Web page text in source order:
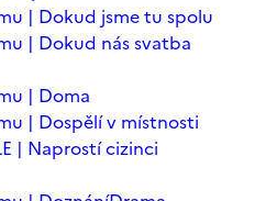
| Dokud jsme tu spolu
| Dokud nás svatba
| Doma
| Dospělí v místnosti
| Naprostí cizinci